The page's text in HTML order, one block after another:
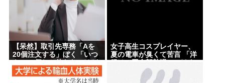
【呆然】取引先専務「Aを
20個注文する」ぼく「いつ
も1～2個しか使わないけど
本当に20であってる？」取
専「あってる」⇒結果！
女子高生コスプレイヤー、
夏の電車が臭くて苦言 「洋
服は一回全部熱湯につけよ
う！洗濯機はキッチンハイ
ター薄めた水で一回まわそ